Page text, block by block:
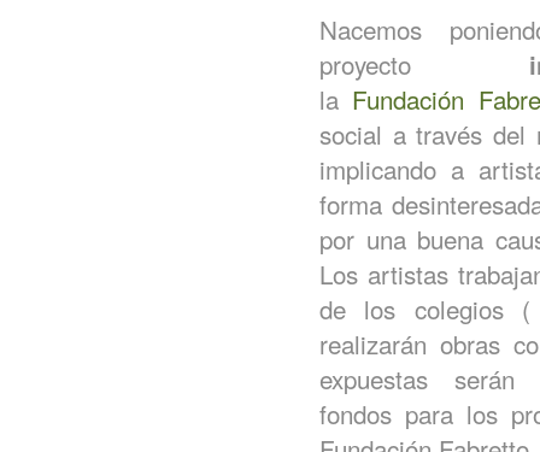
Nacemos
proyecto
la Fundación
social a través
implicando a
forma
por una buena
Los artistas
de los colegios
realizarán obras
expuestas serán
fondos para los